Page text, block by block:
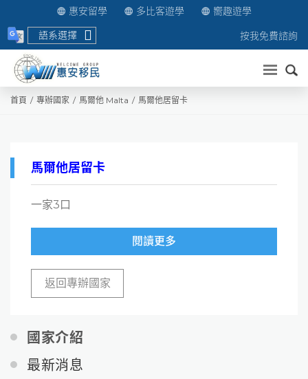
惠安留學 多比客遊學
嚮趣遊學
語系選擇
按我免費諮詢
送出
首頁 專辦國家 馬爾他 Malta 馬爾他居留卡
國家介紹
最新消息
馬爾他居留卡
一家3口
閱讀更多
返回專辦國家